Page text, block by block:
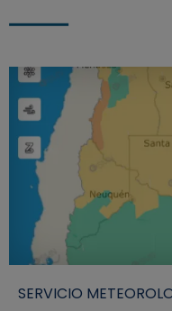
SERVICIO